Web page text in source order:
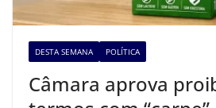
DESTA SEMANA POLÍTICA
Câmara aprova